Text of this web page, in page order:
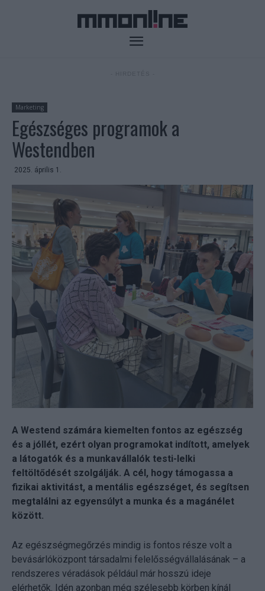
Marketing
Egészséges programok a
Westendben
2025. április 1.
A Westend számára kiemelten fontos az egészség
és a jóllét, ezért olyan programokat indított, amelyek
a látogatók és a munkavállalók testi-lelki
feltöltődését szolgálják. A cél, hogy támogassa a
fizikai aktivitást, a mentális egészséget, és segítsen
megtalálni az egyensúlyt a munka és a magánélet
között.
Az egészségmegőrzés mindig is fontos része volt a
bevásárlóközpont társadalmi felelősségvállalásának – a
rendszeres véradások például már hosszú ideje
elérhetők. Idén azonban még szélesebb körben kínál